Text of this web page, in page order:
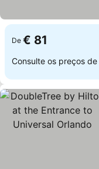
De € 81
Consulte os preços de